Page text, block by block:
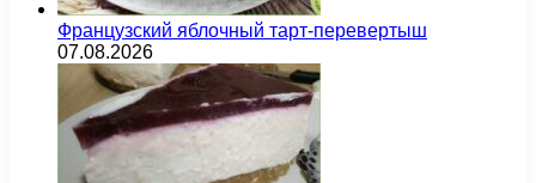
Французский яблочный тарт-перевертыш
07.08.2026